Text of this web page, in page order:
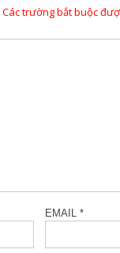
Các trường bắt buộc
EMAIL *